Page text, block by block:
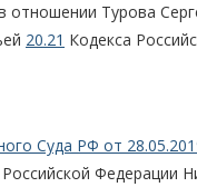
отношении Турова
20.21 Кодекса
Суда РФ от
Федерации